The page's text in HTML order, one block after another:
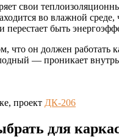
свои
во влажной
перестает быть
что он должен
— проникает
проект ДК-206
для